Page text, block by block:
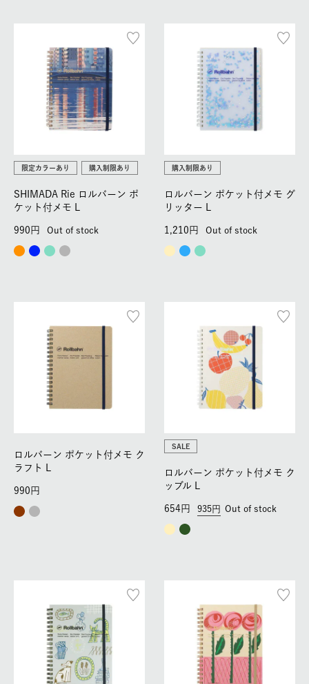
限定カラーあり 購入制限あり
SHIMADA Rie ロルバーン ポ
ケット付メモ L
990 Out of stock
購入制限あり
ロルバーン ポケット付メモ グ
リッター L
1,210 Out of stock
ロルバーン ポケット付メモ ク
ラフト L
990
SALE
ロルバーン ポケット付メモ ク
ッブル L
935
654 Out of stock